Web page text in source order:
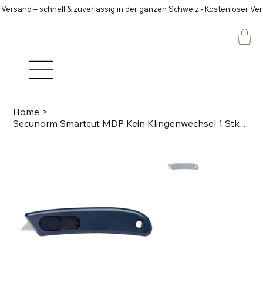
– schnell & zuverlässig in der ganzen Schweiz - Kostenloser
Home >
Secunorm Smartcut MDP Kein Klingenwechsel 1 Stk/Karton